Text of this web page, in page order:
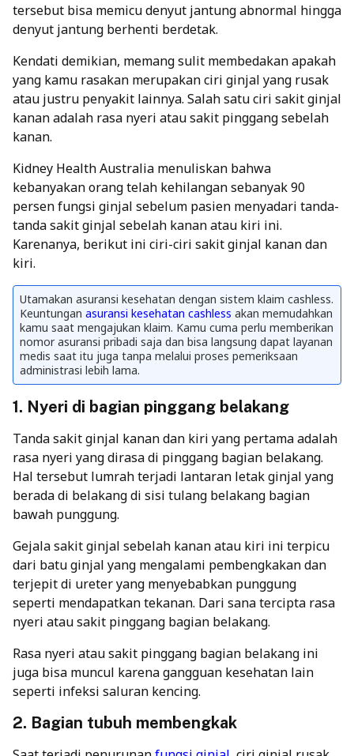
tersebut bisa memicu denyut jantung abnormal hingga
denyut jantung berhenti berdetak.
Kendati demikian, memang sulit membedakan apakah
yang kamu rasakan merupakan ciri ginjal yang rusak
atau justru penyakit lainnya. Salah satu ciri sakit ginjal
kanan adalah rasa nyeri atau sakit pinggang sebelah
kanan.
Kidney Health Australia menuliskan bahwa
kebanyakan orang telah kehilangan sebanyak 90
persen fungsi ginjal sebelum pasien menyadari tanda-
tanda sakit ginjal sebelah kanan atau kiri ini.
Karenanya, berikut ini ciri-ciri sakit ginjal kanan dan
kiri.
Utamakan asuransi kesehatan dengan sistem klaim cashless.
Keuntungan asuransi kesehatan cashless akan memudahkan
kamu saat mengajukan klaim. Kamu cuma perlu memberikan
nomor asuransi pribadi saja dan bisa langsung dapat layanan
medis saat itu juga tanpa melalui proses pemeriksaan
administrasi lebih lama.
1. Nyeri di bagian pinggang belakang
Tanda sakit ginjal kanan dan kiri yang pertama adalah
rasa nyeri yang dirasa di pinggang bagian belakang.
Hal tersebut lumrah terjadi lantaran letak ginjal yang
berada di belakang di sisi tulang belakang bagian
bawah punggung.
Gejala sakit ginjal sebelah kanan atau kiri ini terpicu
dari batu ginjal yang mengalami pembengkakan dan
terjepit di ureter yang menyebabkan punggung
seperti mendapatkan tekanan. Dari sana tercipta rasa
nyeri atau sakit pinggang bagian belakang.
Rasa nyeri atau sakit pinggang bagian belakang ini
juga bisa muncul karena gangguan kesehatan lain
seperti infeksi saluran kencing.
2. Bagian tubuh membengkak